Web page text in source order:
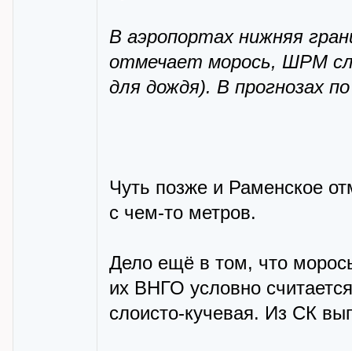
В аэропортах нижняя
отмечает морось, ШРМ
для дождя). В прогнозах
Чуть позже и Раменское
с чем-то метров.
Дело ещё в том, что
их ВНГО условно
слоисто-кучевая. Из СК